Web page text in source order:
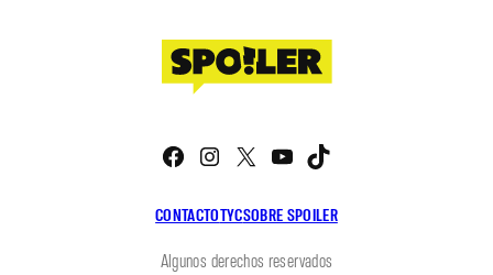
CONTACTOTYCSOBRE SPOILER
Facebook
Instagram
X YouTube
Algunos derechos reservados